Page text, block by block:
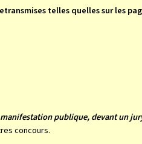
telles quelles sur les
publique, devant un
concours.